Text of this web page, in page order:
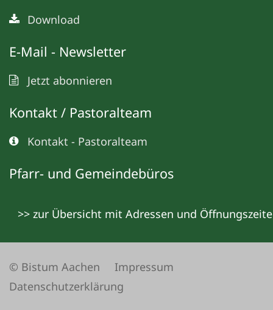
Download
E-Mail - Newsletter
Jetzt abonnieren
Kontakt / Pastoralteam
Kontakt - Pastoralteam
Pfarr- und Gemeindebüros
>> zur Übersicht mit Adressen und
© Bistum Aachen
Impressum
Datenschutzerklärung